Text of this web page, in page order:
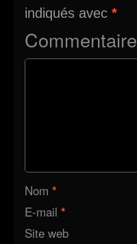
indiqués avec *
Commentaire
Nom *
E-mail *
Site web